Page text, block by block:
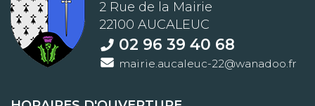
2 Rue de la Mairie
22100 AUCALEUC
02 96 39 40 68
mairie.aucaleuc-22@wanadoo.fr